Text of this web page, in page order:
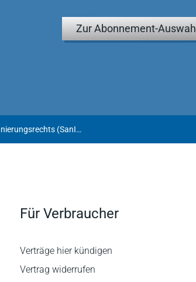
Zur Abonnement-Auswahl
Online-Dossier zur Modernisierung des Sanierungsrechts (SanInsFoG) (Stand: 4.12.2020)
Für Verbraucher
Verträge hier kündigen
Vertrag widerrufen